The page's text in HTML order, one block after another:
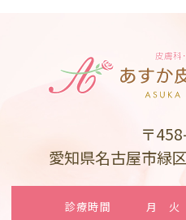
〒
愛知県名古屋市緑
診療時間 月 火